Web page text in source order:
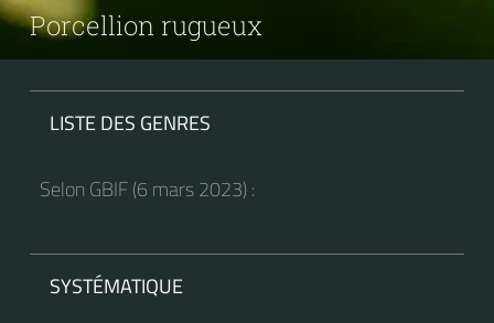
Porcellion rugueux
LISTE DES GENRES
Selon GBIF (6 mars 2023) :
SYSTÉMATIQUE